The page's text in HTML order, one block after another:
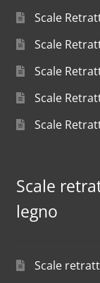
Scale
Scale
Scale
Scale
Scale
Scale
legno
Scale